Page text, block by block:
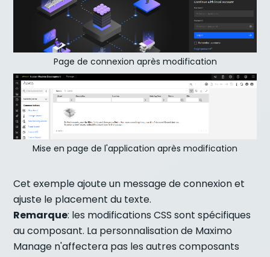
Page de connexion après modification
Mise en page de l'application après modification
Cet exemple ajoute un message de connexion et
ajuste le placement du texte.
Remarque: les modifications CSS sont spécifiques
au composant. La personnalisation de Maximo
Manage n'affectera pas les autres composants